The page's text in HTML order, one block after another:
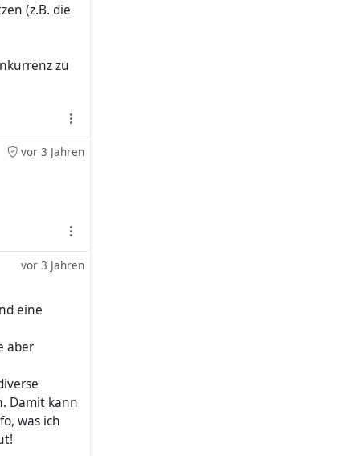
(z.B. die
zu
vor 3 Jahren
vor 3 Jahren
eine
aber
Damit kann
was ich